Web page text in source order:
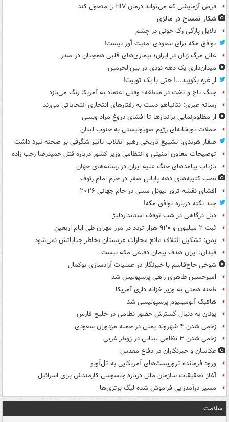
قرص آزمایشی که می‌تواند درمان HIV را متحول کند
شکار تمساح در مالزی
دلایل پارگی رگ خونی در چشم
توافق مکه برای سعودی امنیت آور نیست!
علل مرگ زنان در ایران؛ بیماری‌های قلبی همچنان در صدر
میدان‌داری یک دهه نودی در بین‌الحرمین
از غزه بگویید...! حتی با یک توییت!
جنگ تاج و تخت در منطقه؛ وقتی اعتماد به آمریکا رنگ می‌بازد
رسانه عبری: نتانیاهو دست به رفتارهای انتحاری انتخاباتی می‌زند
از مظلوم‌نمایی براندازها تا افشای دروغ مراد ویسی
حملات توپخانه‌ای رژیم صهیونیستی به جنوب لبنان
صفار هرندی: تشییع تاریخی رهبر انقلاب تاثیر شگرفی بر صحنه نبرد داشت
توضیحات معاون امنیتی و انتظامی وزیر کشور درباره قتل حمیدرضا رجب زاده
بازتاب پیامدهای جنگ علیه ایران در رسانه‌های جهان
نصب کتیبه‌های دهه پایانی صفر در حرم امام رئوف
افشای نقشه ترور لیونل مسی در جام جهانی ۲۰۲۶
چند نکته درباره توافق مکه!
دبل درگاهی در شب توقف استانداردلیژ
ثبت ۲ میلیون و ۹۲۰ هزار تردد در مرز مهران طی ایام اربعین
یمن: تشکیل ائتلاف مانع مجازات عربستان بخاطر جنایاتش نمی‌شود
فیدان: ایران هدف پیمان دفاعی مکه نیست
شوخی حاج‌قاسم با خبرنگار در عملیات آزادسازی بوکمال
امیرحسین طاهری راهی پرسپولیس شد
طعنه همتی به وزیر خزانه داری آمریکا
هافبک آلومینیوم پرسپولیسی شد
یونان به دنبال گسترش حضور نظامی در خلیج فارس
زخمی شدن ۴ شهروند یمنی در حمله مزدوران سعودی
زخمی شدن ۳ نظامی لبنانی در زوطر غربی
عکاسان و خبرنگاران در دفاع مقدس
ورود فرمانده تروریست‌های آمریکایی به تل‌آویو
آغاز تحقیقات سازمان ملل درباره جاسوسی کارمندش برای اسرائیل
مسیر درآمدزایی فراموش شده لیگ برتری‌ها
سلامت